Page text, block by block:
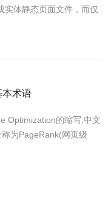
实体静态页面文件，而仅
本术语
Optimization的缩写,中文
为PageRank(网页级